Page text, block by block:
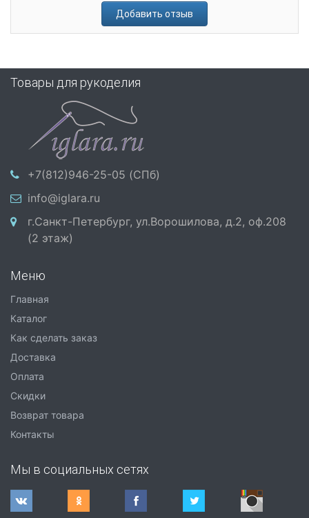
Добавить отзыв
Товары для рукоделия
+7(812)946-25-05 (СПб)
info@iglara.ru
г.Санкт-Петербург, ул.Ворошилова, д.2, оф.208
(2 этаж)
Меню
Главная
Каталог
Как сделать заказ
Доставка
Оплата
Скидки
Возврат товара
Контакты
Мы в социальных сетях